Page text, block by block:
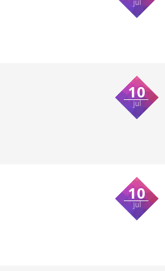
jul
10
jul
10
jul